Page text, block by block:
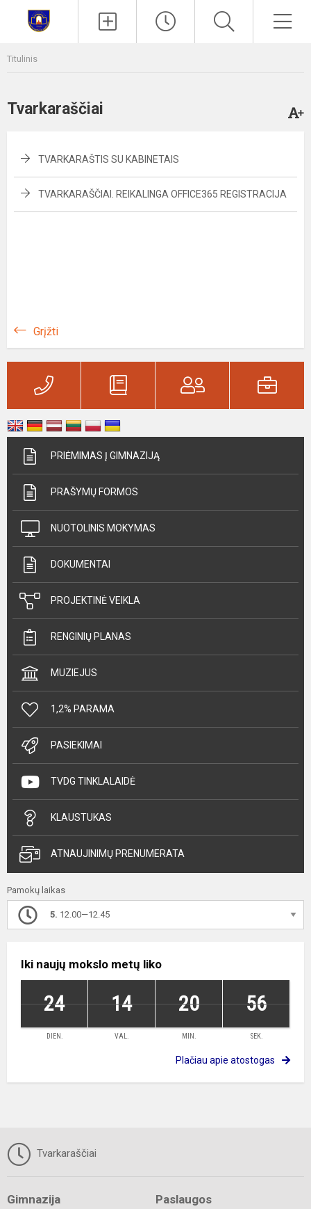
Titulinis
Tvarkaraščiai
TVARKARAŠTIS SU KABINETAIS
TVARKARAŠČIAI. REIKALINGA OFFICE365 REGISTRACIJA
Grįžti
PRIĖMIMAS Į GIMNAZIJĄ
PRAŠYMŲ FORMOS
NUOTOLINIS MOKYMAS
DOKUMENTAI
PROJEKTINĖ VEIKLA
RENGINIŲ PLANAS
MUZIEJUS
1,2% PARAMA
PASIEKIMAI
TVDG TINKLALAIDĖ
KLAUSTUKAS
ATNAUJINIMŲ PRENUMERATA
Pamokų laikas
5. 12.00—12.45
Iki naujų mokslo metų liko
24 14 20 55
DIEN. VAL. MIN. SEK.
Plačiau apie atostogas
Tvarkaraščiai
Gimnazija Paslaugos